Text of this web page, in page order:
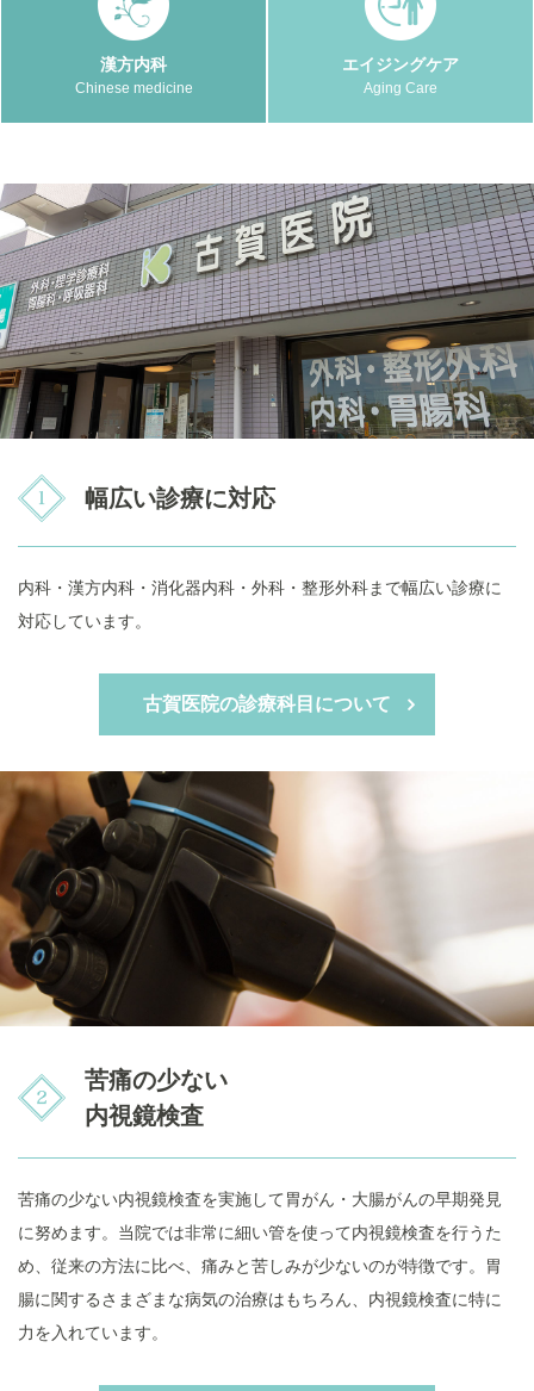
漢方内科
Chinese medicine
エイジングケア
Aging Care
幅広い診療に対応
内科・漢方内科・消化器内科・外科・整形外科まで幅広い診療に
対応しています。
古賀医院の診療科目について
苦痛の少ない
内視鏡検査
苦痛の少ない内視鏡検査を実施して胃がん・大腸がんの早期発見
に努めます。当院では非常に細い管を使って内視鏡検査を行うた
め、従来の方法に比べ、痛みと苦しみが少ないのが特徴です。胃
腸に関するさまざまな病気の治療はもちろん、内視鏡検査に特に
力を入れています。